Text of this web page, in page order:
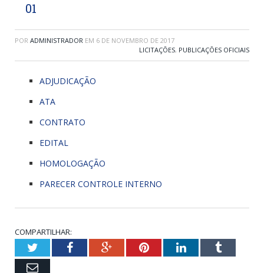
01
POR ADMINISTRADOR EM 6 DE NOVEMBRO DE 2017
LICITAÇÕES, PUBLICAÇÕES OFICIAIS
ADJUDICAÇÃO
ATA
CONTRATO
EDITAL
HOMOLOGAÇÃO
PARECER CONTROLE INTERNO
COMPARTILHAR:
TwitterFacebookGoogle+PinterestLinkedInTumblr
Email